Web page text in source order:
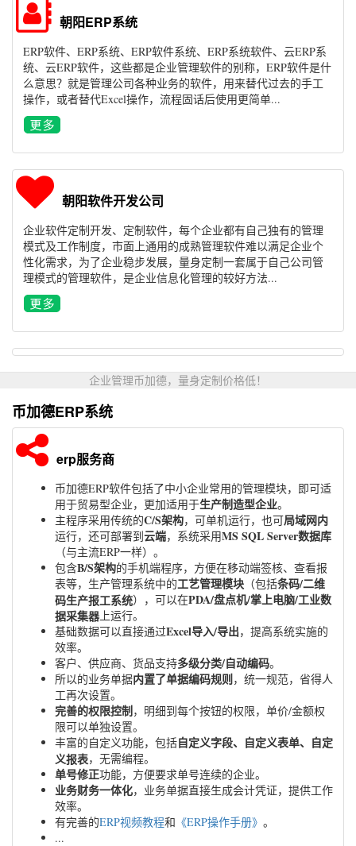
朝阳ERP系统
ERP软件、ERP系统、ERP软件系统、ERP系统软件、云ERP系
统、云ERP软件，这些都是企业管理软件的别称，ERP软件是什
么意思？就是管理公司各种业务的软件，用来替代过去的手工
操作，或者替代Excel操作，流程固话后使用更简单...
朝阳软件开发公司
企业软件定制开发、定制软件，每个企业都有自己独有的管理
模式及工作制度，市面上通用的成熟管理软件难以满足企业个
性化需求，为了企业稳步发展，量身定制一套属于自己公司管
理模式的管理软件，是企业信息化管理的较好方法...
企业管理币加德，量身定制价格低！
币加德ERP系统
erp服务商
币加德ERP软件包括了中小企业常用的管理模块，即可适
用于贸易型企业，更加适用于生产制造型企业。
主程序采用传统的C/S架构，可单机运行，也可局域网内
运行，还可部署到云端，系统采用MS SQL Server数据库
（与主流ERP一样）。
包含B/S架构的手机端程序，方便在移动端签核、查看报
表等，生产管理系统中的工艺管理模块 （包括条码/二维
码生产报工系统），可以在PDA/盘点机/掌上电脑/工业数
据采集器上运行。
基础数据可以直接通过Excel导入/导出，提高系统实施的
效率。
客户、供应商、货品支持多级分类/自动编码。
所以的业务单据内置了单据编码规则，统一规范，省得人
工再次设置。
完善的权限控制，明细到每个按钮的权限，单价/金额权
限可以单独设置。
丰富的自定义功能，包括自定义字段、自定义表单、自定
义报表，无需编程。
单号修正功能，方便要求单号连续的企业。
业务财务一体化，业务单据直接生成会计凭证，提供工作
效率。
有完善的ERP视频教程和 《ERP操作手册》 。
...